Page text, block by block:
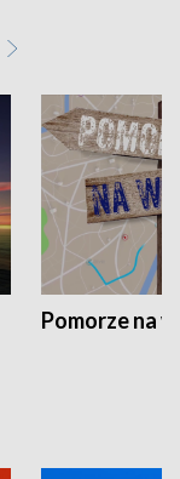
Pomorze na